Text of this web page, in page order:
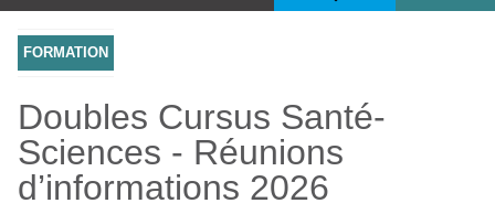
FORMATION
Doubles Cursus Santé-
Sciences - Réunions
d’informations 2026